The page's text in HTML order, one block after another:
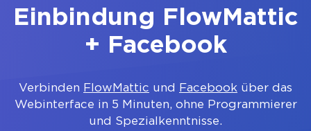
Einbindung FlowMattic
+ Facebook
Verbinden FlowMattic und Facebook über das
Webinterface in 5 Minuten, ohne Programmierer
und Spezialkenntnisse.